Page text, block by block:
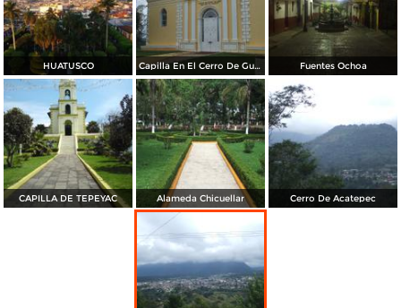
HUATUSCO Capilla En El Cerro De Guadalupe Fuentes Ochoa
CAPILLA DE TEPEYAC Alameda Chicuellar Cerro De Acatepec